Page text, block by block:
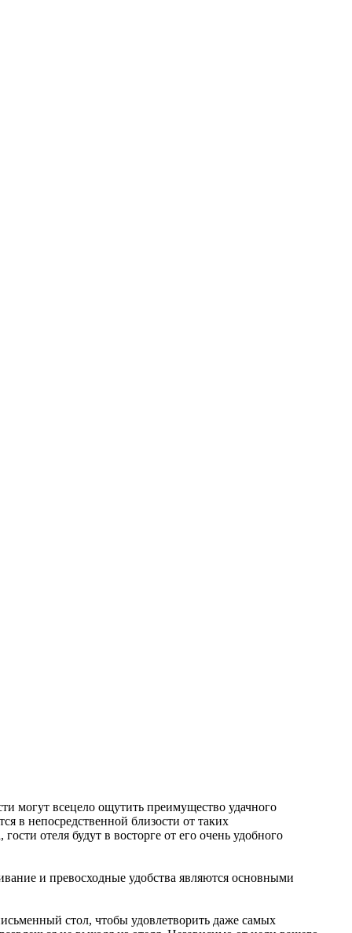
могут всецело ощутить преимущество удачного
в непосредственной близости от таких
отеля будут в восторге от его очень удобного
и превосходные удобства являются основными
стол, чтобы удовлетворить даже самых